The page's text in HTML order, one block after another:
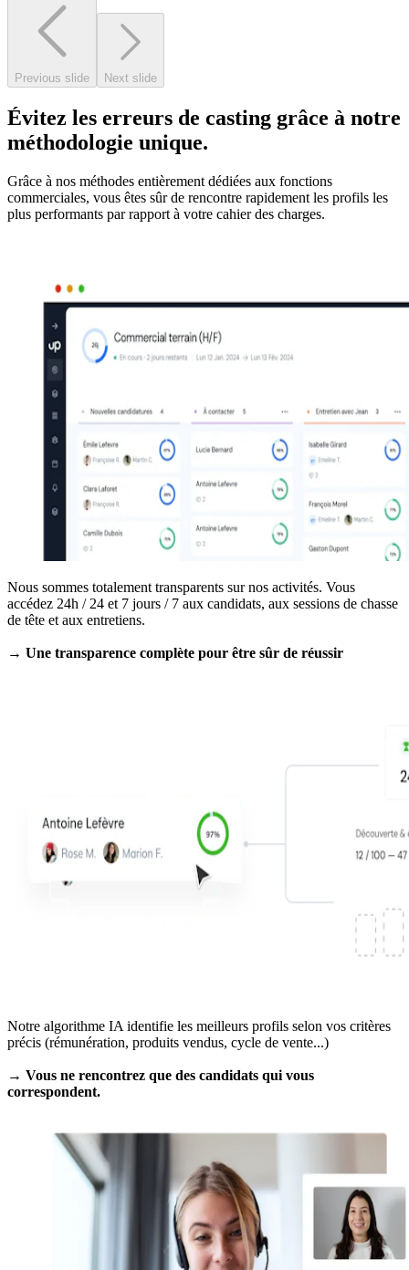
Previous slide Next slide
Évitez les erreurs de casting grâce à notre
méthodologie unique.
Grâce à nos méthodes entièrement dédiées aux fonctions
commerciales, vous êtes sûr de rencontre rapidement les profils les
plus performants par rapport à votre cahier des charges.
Nous sommes totalement transparents sur nos activités. Vous
accédez 24h / 24 et 7 jours / 7 aux candidats, aux sessions de chasse
de tête et aux entretiens.
→ Une transparence complète pour être sûr de réussir
Notre algorithme IA identifie les meilleurs profils selon vos critères
précis (rémunération, produits vendus, cycle de vente...)
→ Vous ne rencontrez que des candidats qui vous
correspondent.